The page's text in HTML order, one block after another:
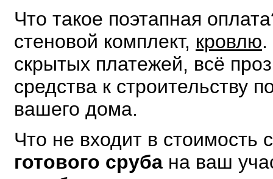
Что такое поэтапная
стеновой комплект, кровлю
скрытых платежей, всё
средства к строительству
вашего дома.
Что не входит в стоимость
готового сруба на ваш